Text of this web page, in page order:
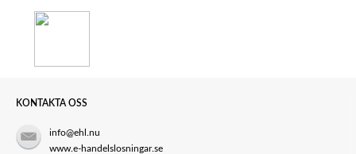
KONTAKTA OSS
info@ehl.nu
www.e-handelslosningar.se